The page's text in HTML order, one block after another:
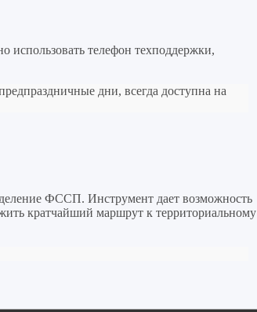
телефон техподдержки,
дни, всегда доступна на
ФССП. Инструмент дает возможность
кратчайший маршрут к территориальному